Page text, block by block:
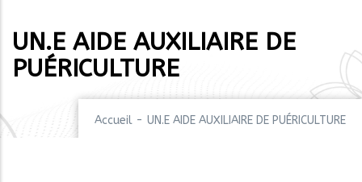
UN.E AIDE AUXILIAIRE DE
PUÉRICULTURE
Accueil - UN.E AIDE AUXILIAIRE DE PUÉRICULTURE